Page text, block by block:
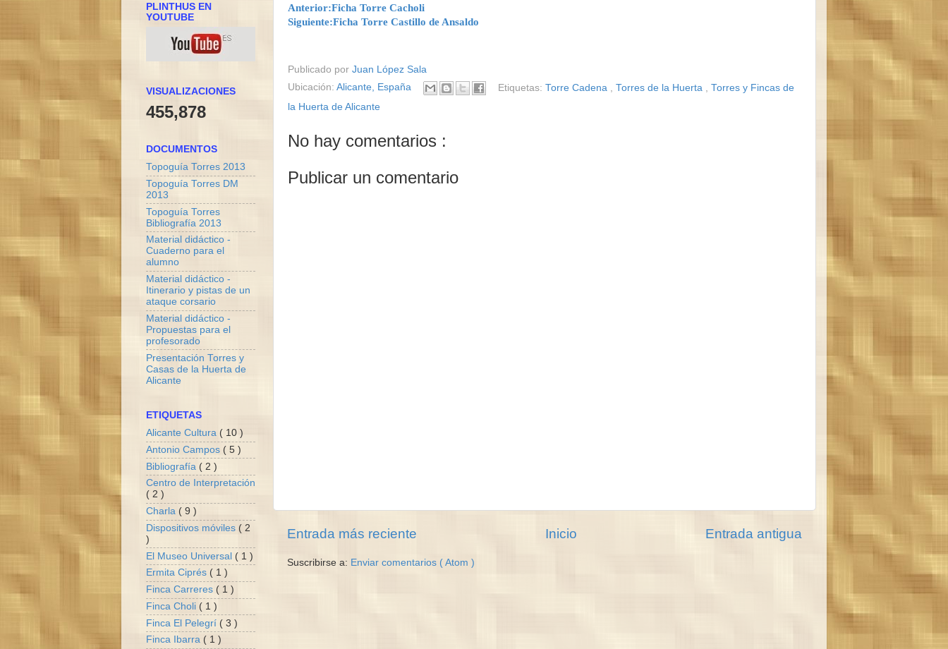
Anterior:Ficha Torre Cacholi
Siguiente:Ficha Torre Castillo de Ansaldo
Publicado por Juan López Sala
Ubicación: Alicante, España Etiquetas: Torre Cadena Torres de la Huerta
Torres y Fincas de
la Huerta de Alicante
No hay comentarios :
Publicar un comentario
Entrada más reciente Entrada antigua
Inicio
Suscribirse a: Enviar comentarios ( Atom )
PLINTHUS EN
YOUTUBE
VISUALIZACIONES
455,878
DOCUMENTOS
Topoguía Torres 2013
Topoguía Torres DM
2013
Topoguía Torres
Bibliografía 2013
Material didáctico -
Cuaderno para el
alumno
Material didáctico -
Itinerario y pistas de un
ataque corsario
Material didáctico -
Propuestas para el
profesorado
Presentación Torres y
Casas de la Huerta de
Alicante
ETIQUETAS
Alicante Cultura ( 10 )
Antonio Campos ( 5 )
Bibliografía ( 2 )
Centro de Interpretación
( 2 )
Charla ( 9 )
Dispositivos móviles ( 2
)
El Museo Universal ( 1 )
Ermita Ciprés ( 1 )
Finca Carreres ( 1 )
Finca Choli ( 1 )
Finca El Pelegrí ( 3 )
Finca Ibarra ( 1 )